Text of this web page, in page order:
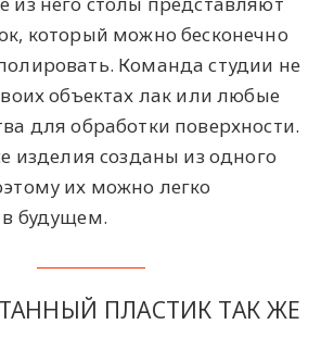
который можно бесконечно
Команда студии не
объектах лак или любые
для обработки поверхности.
изделия созданы из одного
их можно легко
в будущем.
ПЛАСТИК ТАК ЖЕ